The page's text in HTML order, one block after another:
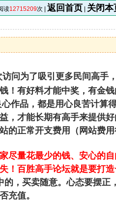
读12715209次 | 返回首页 关闭本
问为了吸引更多民间高手
！有好料才能中奖，有金
作品，都是用心良苦计算
，才能长期有高手来提供
的正常开支费用（网站费用
尽量花最少的钱、安心的
！百胜高手论坛就是要打
的，买卖随意。心态要摆正
充值。